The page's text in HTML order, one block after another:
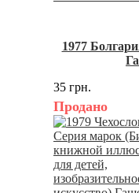
1977
35 грн.
Продано